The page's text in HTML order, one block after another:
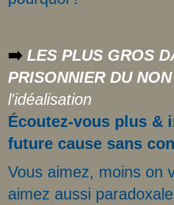
➡️ LES PLUS GROS
PRISONNIER DU
l'idéalisation
Écoutez-vous plus &
future cause sans
Vous aimez, moins on
aimez aussi